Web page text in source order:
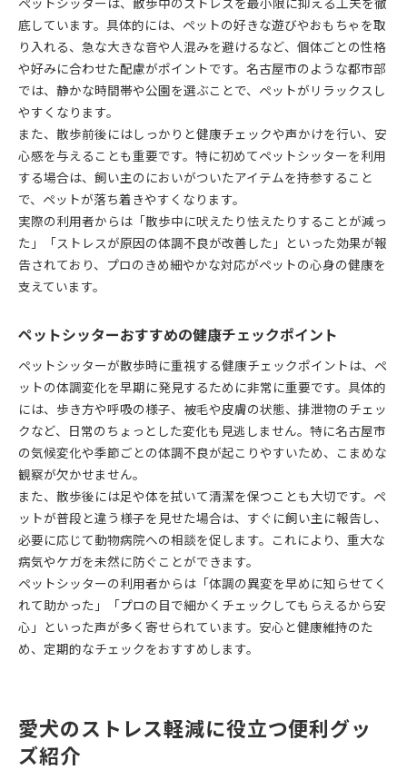
底しています。具体的には、ペットの好きな遊びやおもちゃを取
り入れる、急な大きな音や人混みを避けるなど、個体ごとの性格
や好みに合わせた配慮がポイントです。名古屋市のような都市部
では、静かな時間帯や公園を選ぶことで、ペットがリラックスし
やすくなります。
また、散歩前後にはしっかりと健康チェックや声かけを行い、安
心感を与えることも重要です。特に初めてペットシッターを利用
する場合は、飼い主のにおいがついたアイテムを持参すること
で、ペットが落ち着きやすくなります。
実際の利用者からは「散歩中に吠えたり怯えたりすることが減っ
た」「ストレスが原因の体調不良が改善した」といった効果が報
告されており、プロのきめ細やかな対応がペットの心身の健康を
支えています。
ペットシッターおすすめの健康チェックポイント
ペットシッターが散歩時に重視する健康チェックポイントは、ペ
ットの体調変化を早期に発見するために非常に重要です。具体的
には、歩き方や呼吸の様子、被毛や皮膚の状態、排泄物のチェッ
クなど、日常のちょっとした変化も見逃しません。特に名古屋市
の気候変化や季節ごとの体調不良が起こりやすいため、こまめな
観察が欠かせません。
また、散歩後には足や体を拭いて清潔を保つことも大切です。ペ
ットが普段と違う様子を見せた場合は、すぐに飼い主に報告し、
必要に応じて動物病院への相談を促します。これにより、重大な
病気やケガを未然に防ぐことができます。
ペットシッターの利用者からは「体調の異変を早めに知らせてく
れて助かった」「プロの目で細かくチェックしてもらえるから安
心」といった声が多く寄せられています。安心と健康維持のた
め、定期的なチェックをおすすめします。
愛犬のストレス軽減に役立つ便利グッ
ズ紹介